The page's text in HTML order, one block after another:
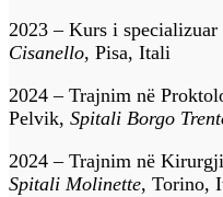
2023 – Kurs i
Cisanello, Pisa, Itali
2024 – Trajnim në
Pelvik, Spitali Borgo
2024 – Trajnim në
Spitali Molinette, Torino,